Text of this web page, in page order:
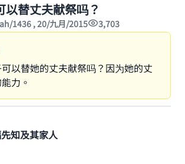
以替丈夫献祭吗？
1436 , 20/九月/2015 3,703
以替她的丈夫献祭吗？因为她的丈
力。
知及其家人